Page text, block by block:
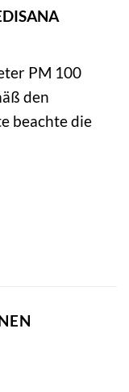
PM 100
den
beachte die